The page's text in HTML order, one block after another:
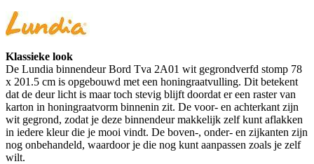
Klassieke look
De Lundia binnendeur Bord Tva 2A01 wit gegrondverfd stomp 78
x 201.5 cm is opgebouwd met een honingraatvulling. Dit betekent
dat de deur licht is maar toch stevig blijft doordat er een raster van
karton in honingraatvorm binnenin zit. De voor- en achterkant zijn
wit gegrond, zodat je deze binnendeur makkelijk zelf kunt aflakken
in iedere kleur die je mooi vindt. De boven-, onder- en zijkanten zijn
nog onbehandeld, waardoor je die nog kunt aanpassen zoals je zelf
wilt.